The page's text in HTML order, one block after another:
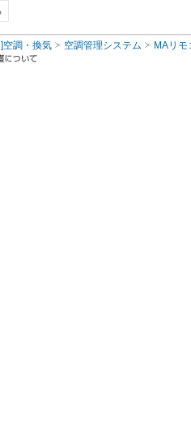
空調・換気 空調管理システム MAリモ